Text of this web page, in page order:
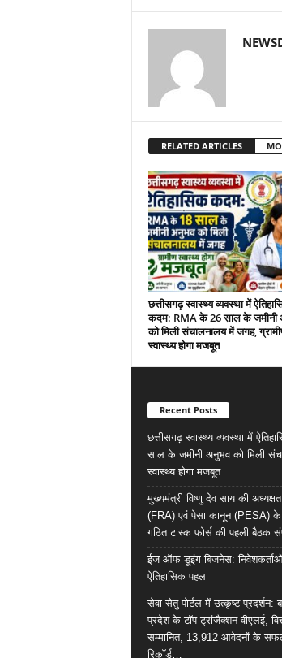
RELATED ARTICLES
छत्तीसगढ़ स्वास्थ्य व्यवस्था में
कदम: RMA के 26 साल के जमीनी
को मिली संचालनालय में जगह,
स्वास्थ्य होगा मजबूत
Recent Posts
छत्तीसगढ़ स्वास्थ्य व्यवस्था में
साल के जमीनी अनुभव को मिली
स्वास्थ्य होगा मजबूत
मुख्यमंत्री विष्णु देव साय की
(FRA) एवं पेसा कानून (PESA) के
गठित टास्क फोर्स की पहली बैठक
ईज ऑफ डूइंग बिजनेस:
ऐतिहासिक पहल
सेवा सेतु पोर्टल में उत्कृष्ट प्रदर्शन:
प्रदेश के टॉप ट्रांजैक्शन वीएलई,
सम्मानित, 13,912 आवेदनों के
रिकॉर्ड…